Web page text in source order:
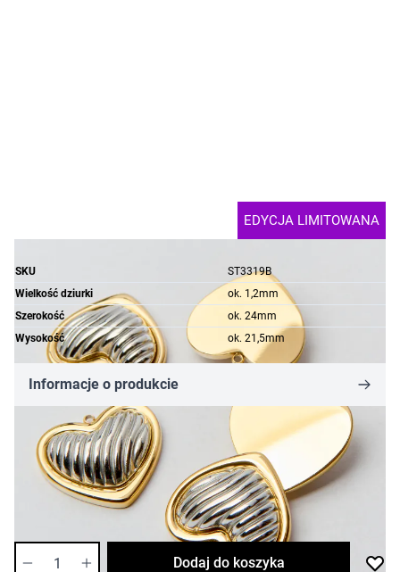
EDYCJA LIMITOWANA
SKU
ST3319B
Wielkość dziurki
ok. 1,2mm
Szerokość
ok. 24mm
Wysokość
ok. 21,5mm
Informacje o produkcie
27,06 zł
Cena za opakowanie
Ilość w opakowaniu: 2 szt.
Dostępność:
Dodaj do koszyka